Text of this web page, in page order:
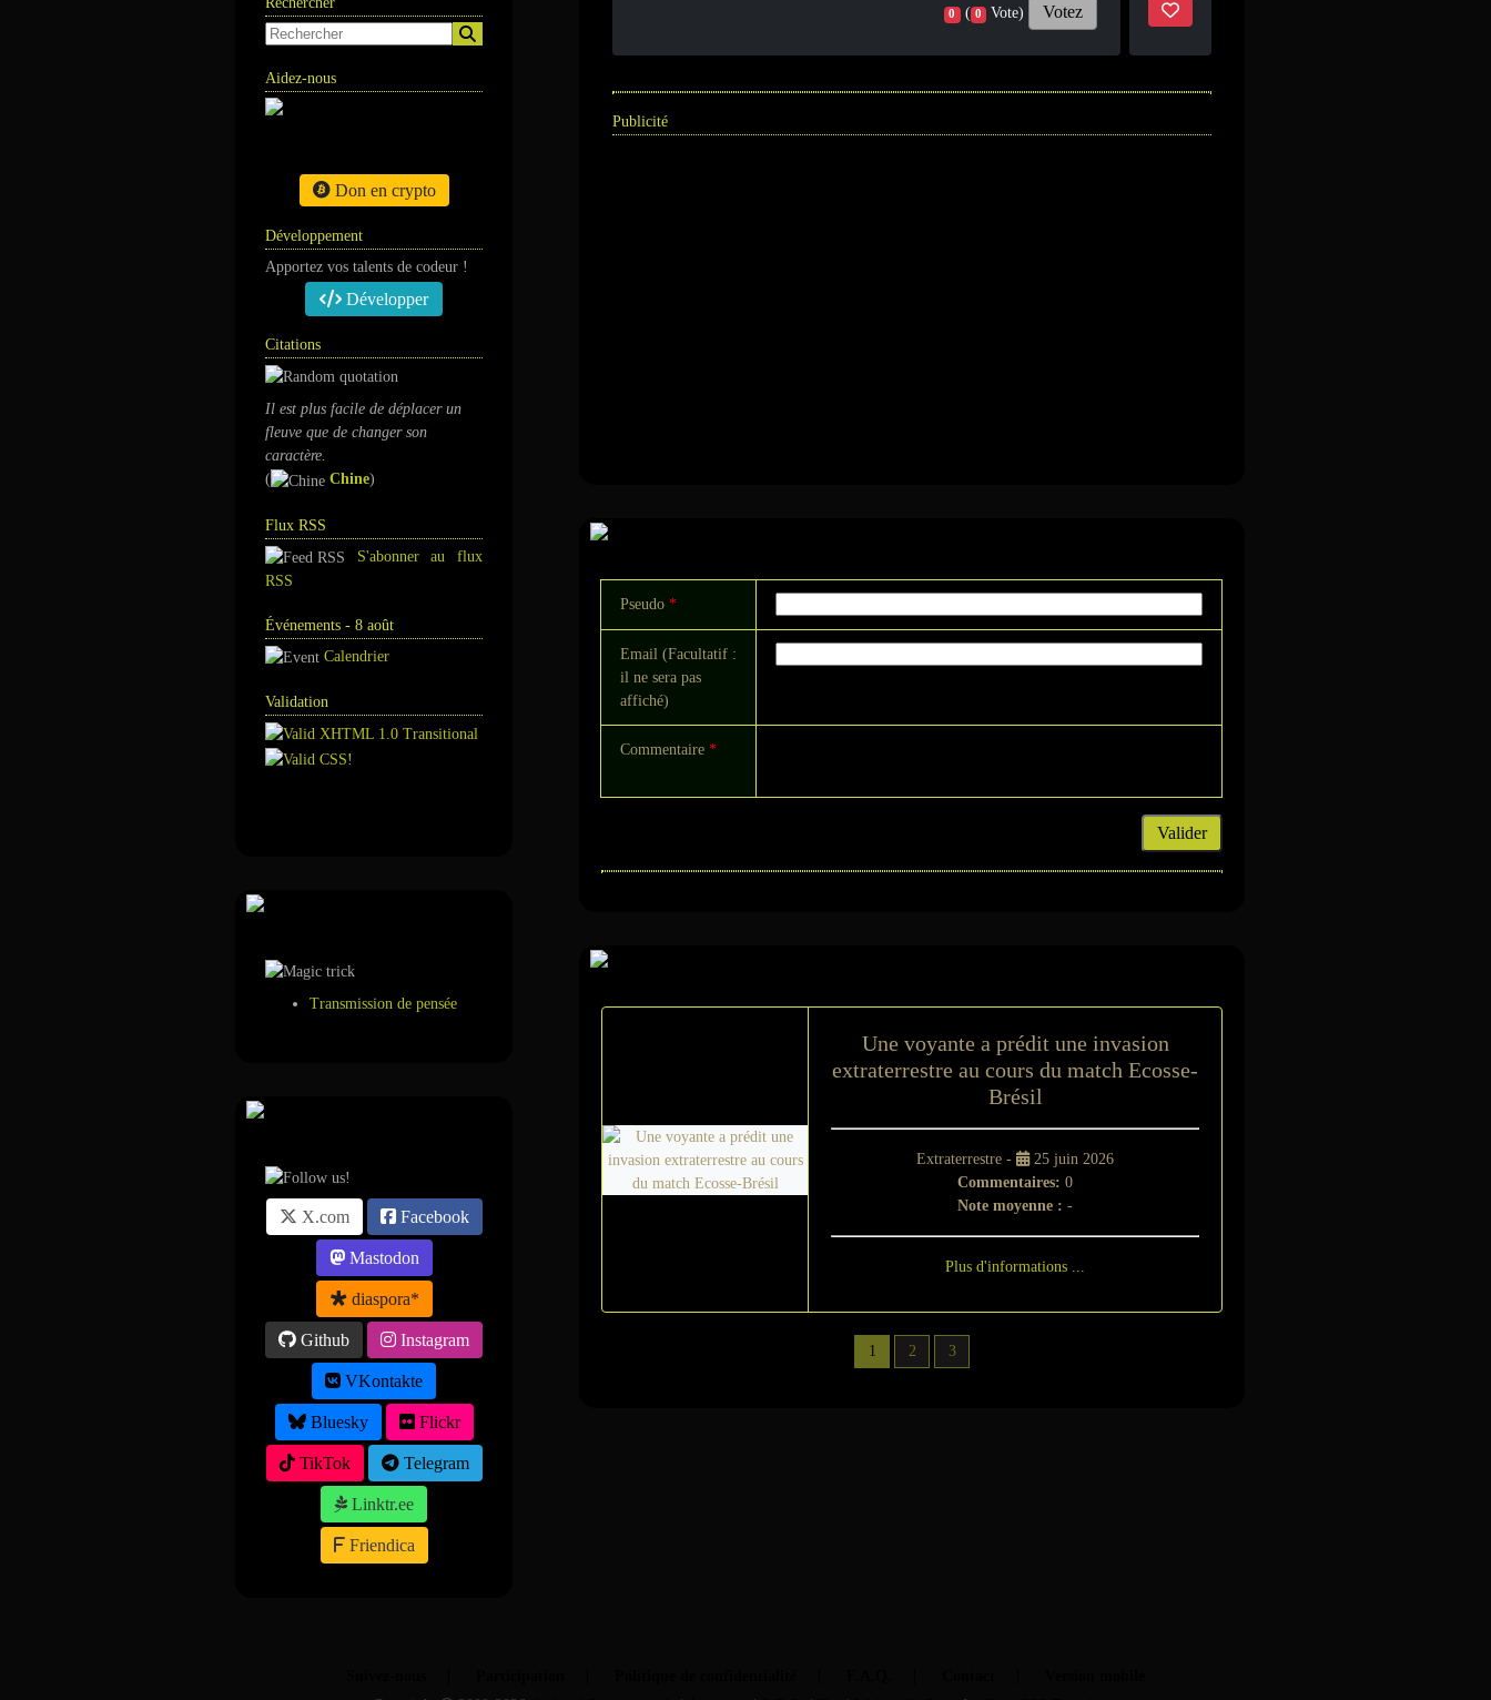
Aidez-nous
Don en crypto
Développement
Apportez vos talents de codeur !
Développer
Citations
Il est plus facile de déplacer un
fleuve que de changer son
caractère.
(
Chine)
Flux RSS
S'abonner au flux
RSS
Événements - 8 août
Calendrier
Validation
Transmission de pensée
X.com Facebook
Mastodon
diaspora*
Github Instagram
VKontakte
Bluesky Flickr
TikTok Telegram
Linktr.ee
Friendica
0 ( 0 Vote) Votez
Publicité
Pseudo *
Email (Facultatif :
il ne sera pas
affiché)
Commentaire *
Valider
1 2 3
Une voyante a prédit une invasion
extraterrestre au cours du match Ecosse-
Brésil
Extraterrestre -
25 juin 2026
Commentaires: 0
Note moyenne : -
Plus d'informations ...